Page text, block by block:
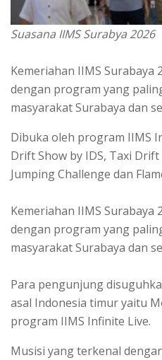
Suasana IIMS Surabya 2026
Kemeriahan IIMS Surabaya
dengan program yang
masyarakat Surabaya dan
Dibuka oleh program IIMS
Drift Show by IDS, Taxi
Jumping Challenge dan
Kemeriahan IIMS Surabaya
dengan program yang
masyarakat Surabaya dan
Para pengunjung
asal Indonesia timur yaitu
program IIMS Infinite Live.
Musisi yang terkenal